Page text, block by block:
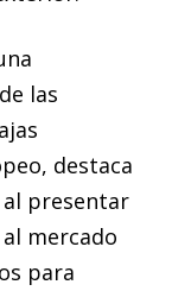
las
destaca
al presentar
mercado
para